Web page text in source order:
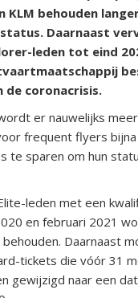
KLM behouden
Daarnaast
leden tot eind
de coronacrisis.
er nauwelijks
frequent flyers bijna
te sparen om hun
leden met een
en februari 2021
Daarnaast
tickets die vóór 31
gewijzigd naar een